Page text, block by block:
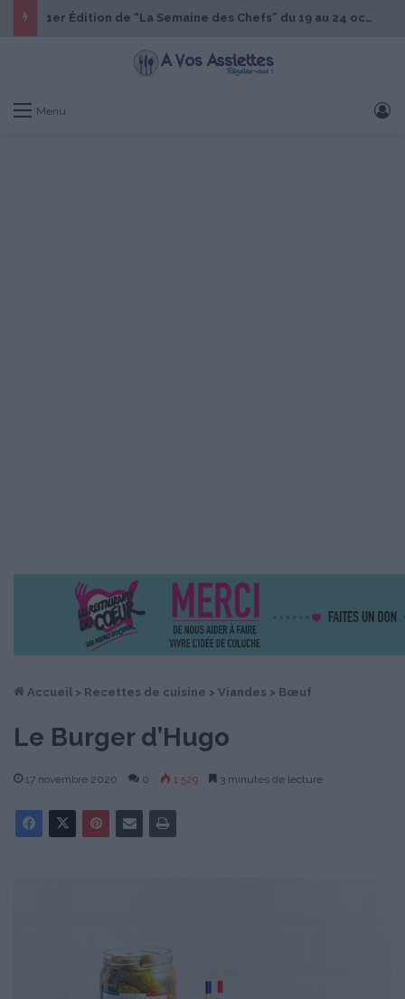
1er Édition de “La Semaine des Chefs” du 19 au 24 octobre 2026
Menu
Accueil > Recettes de cuisine > Viandes > Bœuf
Le Burger d’Hugo
17 novembre 2020 0 1 529 3 minutes de lecture